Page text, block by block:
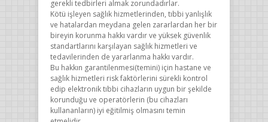
gerekli tedbirleri almak zorundadırlar.
Kötü işleyen sağlık hizmetlerinden, tıbbi yanlışlık
ve hatalardan meydana gelen zararlardan her bir
bireyin korunma hakkı vardır ve yüksek güvenlik
standartlarını karşılayan sağlık hizmetleri ve
tedavilerinden de yararlanma hakkı vardır.
Bu hakkın garantilenmesi(temini) için hastane ve
sağlık hizmetleri risk faktörlerini sürekli kontrol
edip elektronik tıbbi cihazların uygun bir şekilde
korunduğu ve operatörlerin (bu cihazları
kullananların) iyi eğitilmiş olmasını temin